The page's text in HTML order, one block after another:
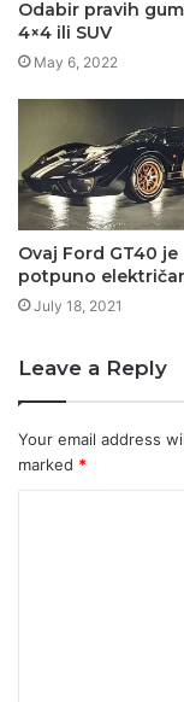
Odabir pravih
4×4 ili SUV
May 6, 2022
Ovaj Ford GT40 je
potpuno
July 18, 2021
Leave a Reply
Your email address
marked *